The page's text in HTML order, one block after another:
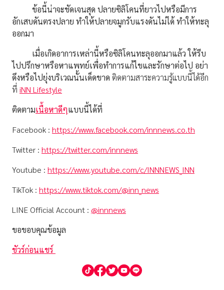
ข้อนี้น่าจะชัดเจนสุด ปลายซิลิโคนที่ยาวไปหรือมีการ
อักเสบดันตรงปลาย ทำให้ปลายจมูกรับแรงดันไม่ได้ ทำให้ทะลุ
ออกมา
เมื่อเกิดอาการเหล่านี้หรือซิลิโคนทะลุออกมาแล้ว ให้รีบ
ไปปรึกษาหรือหาแพทย์เพื่อทำการแก้ไขและรักษาต่อไป อย่า
ดึงหรือไปยุ่งบริเวณนั้นเด็ดขาด ติดตามสาระความรู้แบบนี้ได้อีก
ที่ iNN Lifestyle
ติดตามเนื้อหาดีๆแบบนี้ได้ที่
Facebook : https://www.facebook.com/innnews.co.th
Twitter : https://twitter.com/innnews
Youtube : https://www.youtube.com/c/INNNEWS_INN
TikTok : https://www.tiktok.com/@inn_news
LINE Official Account : @innnews
ขอขอบคุณข้อมูล
ชัวร์ก่อนแชร์